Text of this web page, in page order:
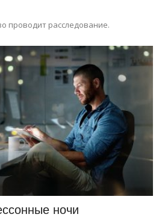
проводит расследование.
ночи